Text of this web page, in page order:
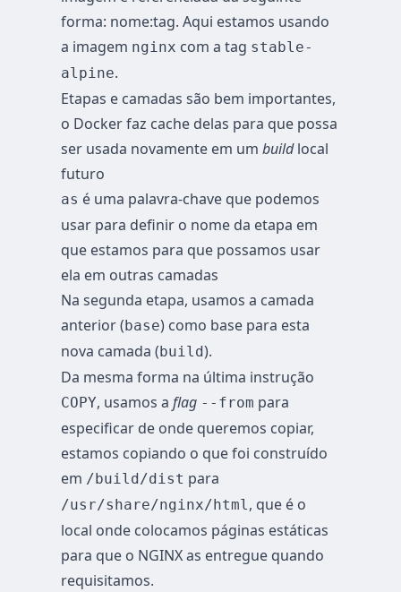
forma: nome:tag. Aqui estamos usando
a imagem nginx com a tag stable-
alpine.
Etapas e camadas são bem importantes,
o Docker faz cache delas para que possa
ser usada novamente em um buildlocal
futuro
as é uma palavra-chave que podemos
usar para definir o nome da etapa em
que estamos para que possamos usar
ela em outras camadas
Na segunda etapa, usamos a camada
anterior (base) como base para esta
nova camada (build).
Da mesma forma na última instrução
COPY, usamos a flag --from para
especificar de onde queremos copiar,
estamos copiando o que foi construído
em /build/dist para
/usr/share/nginx/html, que é o
local onde colocamos páginas estáticas
para que o NGINX as entregue quando
requisitamos.